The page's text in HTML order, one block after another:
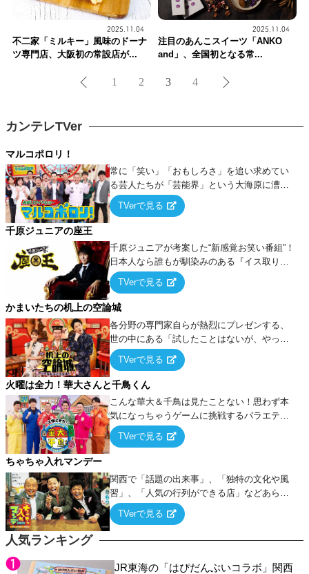
2025.11.04
不二家「ミルキー」風味のドーナ
ツ専門店、大阪初の常設店が...
2025.11.04
注目のあんこスイーツ「ANKO
and」、全国初となる常...
1 2 3 4
人気ランキング
JR東海の「はぴだんぶいコラボ」関西
カンテレTVer
マルコポロリ！
常に「笑い」「おもしろさ」を追い求めてい
る芸人たちが「芸能界」という大海原に漕ぎ
出でて、新たなオモシロ人間を発掘する！
TVerで見る
千原ジュニアの座王
千原ジュニアが考案した“新感覚お笑い番組”！
日本人なら誰もが馴染みのある『イス取りゲ
ーム』をベースに、大喜利・ギャグ・モノボ
ケ・歌…など様々なお題で芸人がショートネ
タを競い合う！
TVerで見る
かまいたちの机上の空論城
各分野の専門家自らが熱烈にプレゼンする、
世の中にある「試したことはないが、やって
みたらこうなる！…ハズ」という“机上の空
論”に若手芸人らがカラダを張って挑む！
TVerで見る
火曜は全力！華大さんと千鳥くん
こんな華大＆千鳥は見たことない！思わず本
気になっちゃうゲームに挑戦するバラエティ
ー！
TVerで見る
ちゃちゃ入れマンデー
関西で「話題の出来事」、「独特の文化や風
習」、「人気の行列ができる店」などあらゆ
るテーマについて好き放題にちゃちゃを入れ
ていく関西色を前面に押し出したトークバラ
TVerで見る